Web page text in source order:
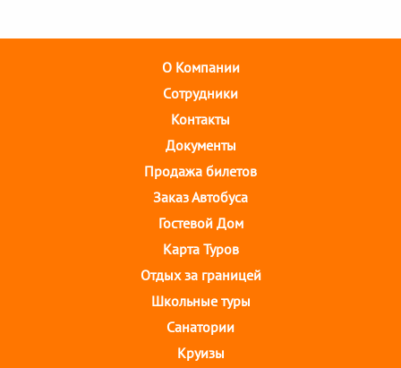
О Компании
Cотрудники
Контакты
Документы
Продажа билетов
Заказ Автобуса
Гостевой Дом
Карта Туров
Отдых за границей
Школьные туры
Санатории
Круизы